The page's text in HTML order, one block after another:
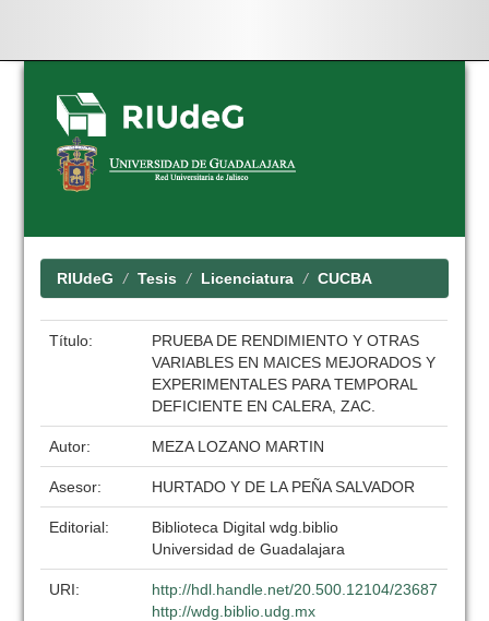
Skip
navigation
RIUdeG Tesis Licenciatura CUCBA
Título:
PRUEBA DE RENDIMIENTO Y OTRAS
VARIABLES EN MAICES MEJORADOS Y
EXPERIMENTALES PARA TEMPORAL
DEFICIENTE EN CALERA, ZAC.
Autor: MEZA LOZANO MARTIN
Asesor: HURTADO Y DE LA PEÑA SALVADOR
Editorial:
Biblioteca Digital wdg.biblio
Universidad de Guadalajara
URI:
http://hdl.handle.net/20.500.12104/23687
http://wdg.biblio.udg.mx